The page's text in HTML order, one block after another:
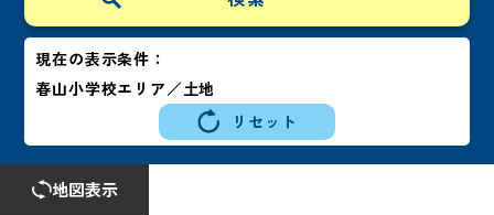
現在の表示条件：
春山小学校エリア／土地
リセット
地図表示